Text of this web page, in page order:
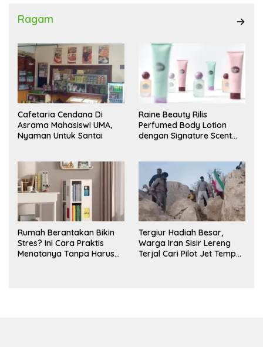
Ragam
Cafetaria Cendana Di
Asrama Mahasiswi UMA,
Nyaman Untuk Santai
Raine Beauty Rilis
Perfumed Body Lotion
dengan Signature Scent
Rumah Berantakan Bikin
Stres? Ini Cara Praktis
Menatanya Tanpa Harus
Tergiur Hadiah Besar,
Warga Iran Sisir Lereng
Terjal Cari Pilot Jet Tempur